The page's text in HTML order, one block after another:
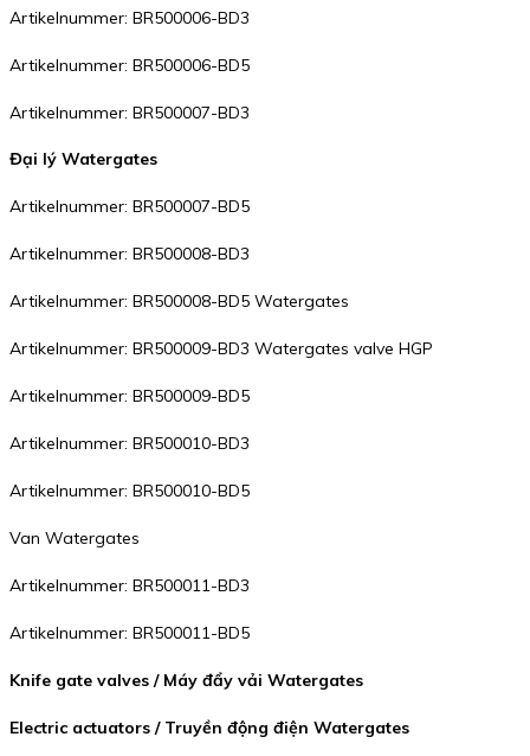
Artikelnummer: BR500006-BD3
Artikelnummer: BR500006-BD5
Artikelnummer: BR500007-BD3
Đại lý Watergates
Artikelnummer: BR500007-BD5
Artikelnummer: BR500008-BD3
Artikelnummer: BR500008-BD5 Watergates
Artikelnummer: BR500009-BD3 Watergates valve HGP
Artikelnummer: BR500009-BD5
Artikelnummer: BR500010-BD3
Artikelnummer: BR500010-BD5
Van Watergates
Artikelnummer: BR500011-BD3
Artikelnummer: BR500011-BD5
Knife gate valves / Máy đẩy vải Watergates
Electric actuators / Truyền động điện Watergates